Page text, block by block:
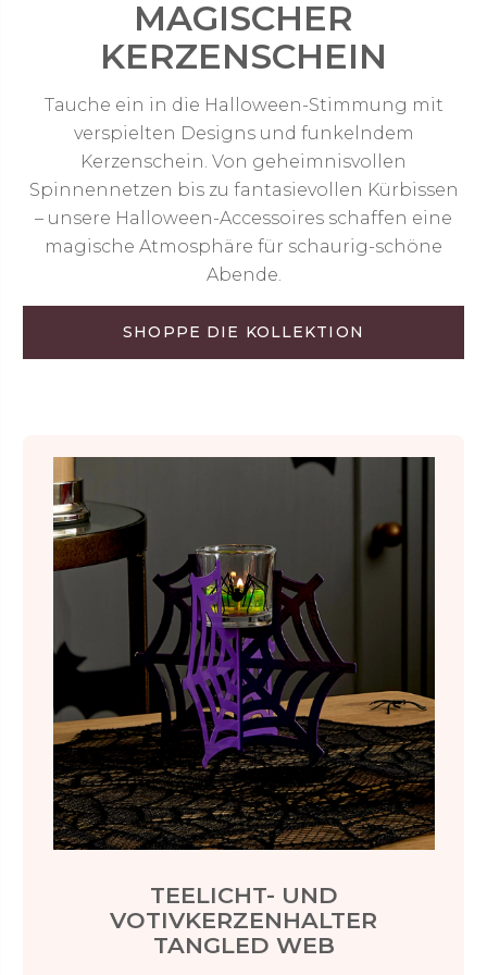
MAGISCHER
KERZENSCHEIN
Tauche ein in die Halloween-Stimmung mit
verspielten Designs und funkelndem
Kerzenschein. Von geheimnisvollen
Spinnennetzen bis zu fantasievollen Kürbissen
– unsere Halloween-Accessoires schaffen eine
magische Atmosphäre für schaurig-schöne
Abende.
SHOPPE DIE KOLLEKTION
TEELICHT- UND
VOTIVKERZENHALTER
TANGLED WEB